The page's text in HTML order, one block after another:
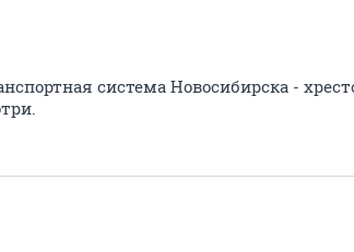
система Новосибирска -